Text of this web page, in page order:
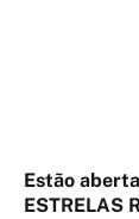
Estão
ESTRELAS